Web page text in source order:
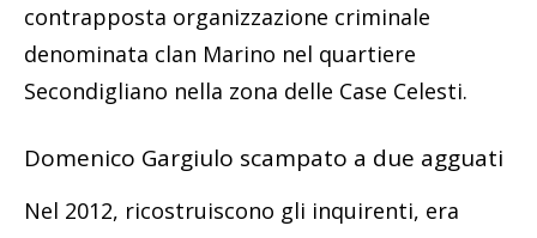
contrapposta organizzazione criminale
denominata clan Marino nel quartiere
Secondigliano nella zona delle Case Celesti.
Domenico Gargiulo scampato a due agguati
Nel 2012, ricostruiscono gli inquirenti, era